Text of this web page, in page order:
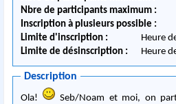
Nbre de participants maximum :
Inscription à plusieurs possible :
Limite d'inscription :
Heure
Limite de désinscription :
Heure
Description
Ola!
Seb/Noam et moi, on part 9 jours (du lundi 14 au